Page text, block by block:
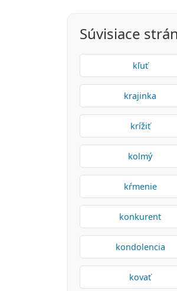
Súvisiace
kľuť
krajinka
krížiť
kolmý
kŕmenie
konkurent
kondolencia
kovať